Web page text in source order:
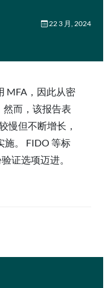
22 3 月, 2024
MFA，因此从密
然而，该报告表
慢但不断增长，
施。 FIDO 等标
证选项迈进。